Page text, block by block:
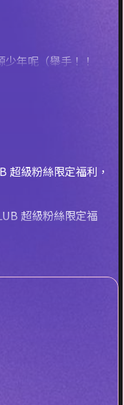
年呢（舉手！！
超級粉絲限定福利，